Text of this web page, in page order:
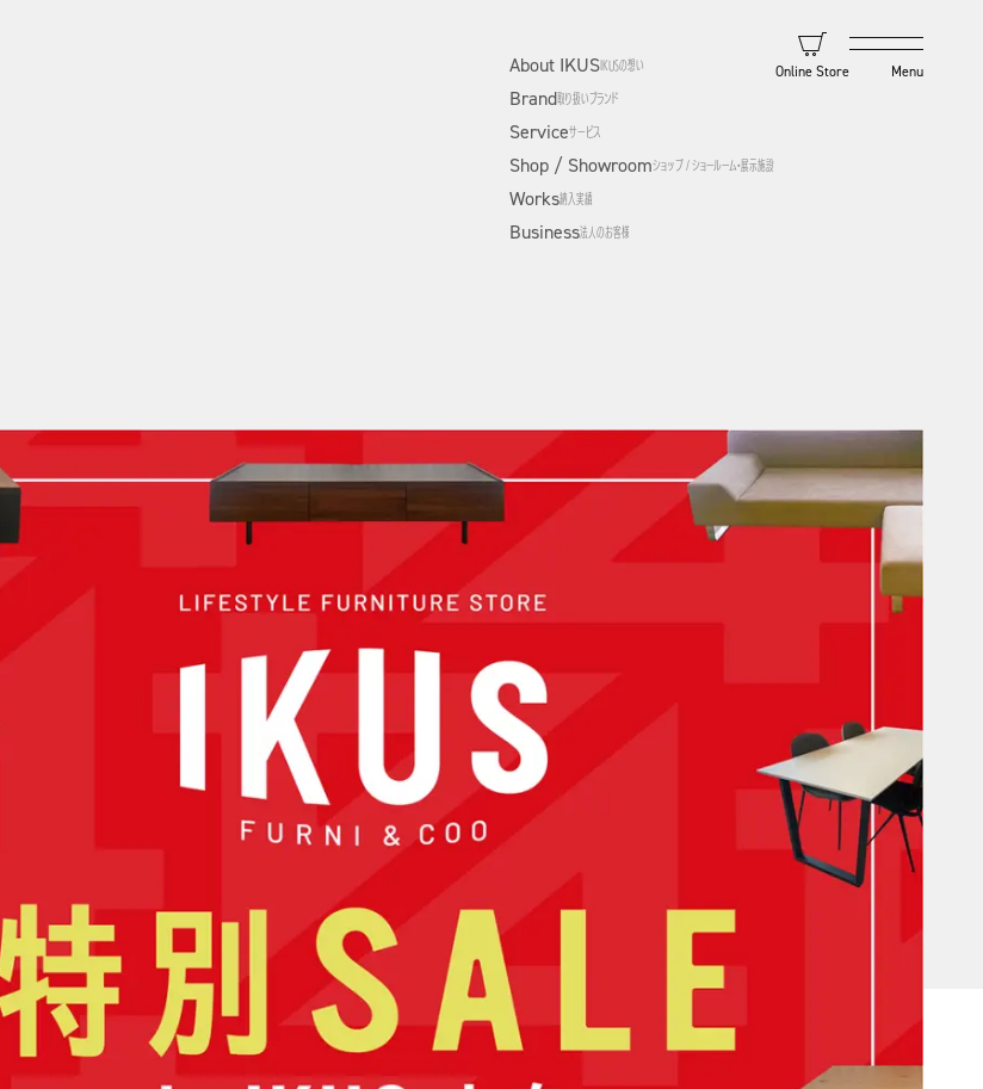
Online Store
About IKUS IKUSの想い
Brand取り扱いブランド
Serviceサービス
Shop / Showroomショップ / ショールーム・展示施設
Works納入実績
Business法人のお客様